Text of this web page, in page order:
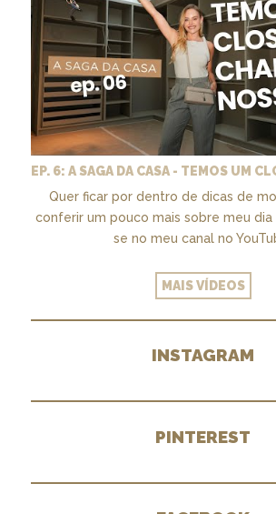
Quer ficar por dentro de dicas de
conferir um pouco mais sobre meu dia
se no meu canal no
MAIS VÍDEOS
INSTAGRAM
PINTEREST